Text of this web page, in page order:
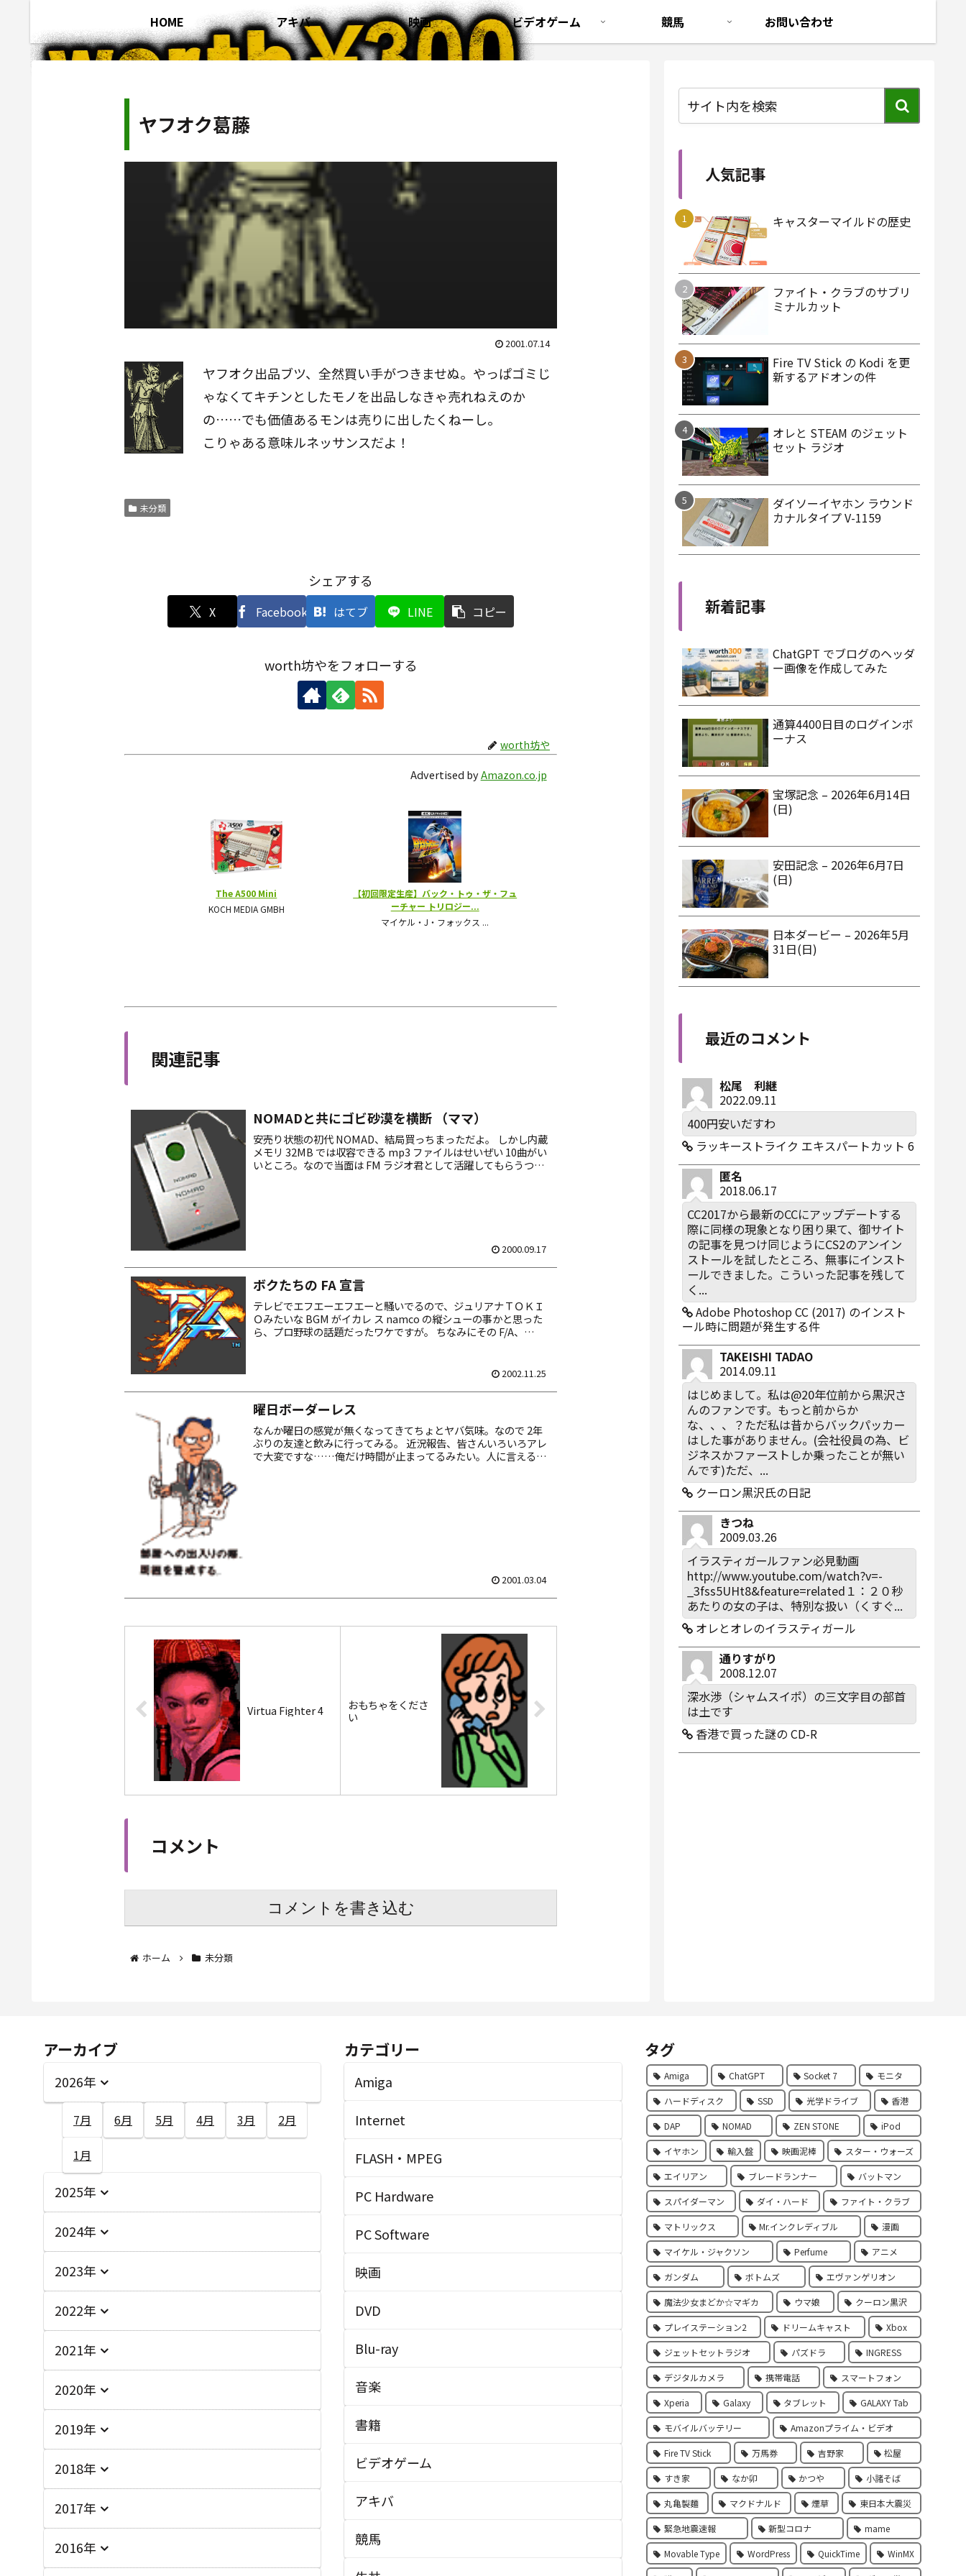
HOME アキバ 映画 ビデオゲーム 競馬 お問い合わせ
ヤフオク葛藤
2001.07.14
ヤフオク出品ブツ、全然買い手がつきませぬ。やっぱゴミじ
ゃなくてキチンとしたモノを出品しなきゃ売れねえのか
の……でも価値あるモンは売りに出したくねーし。
こりゃある意味ルネッサンスだよ！
未分類
シェアする
X Facebook はてブ LINE コピー
worth坊やをフォローする
worth坊や
Advertised byAmazon.co.jp
関連記事
NOMADと共にゴビ砂漠を横断 （ママ）
安売り状態の初代 NOMAD、結局買っちまっただよ。 しかし内蔵
メモリ 32MB では収容できる mp3 ファイルはせいぜい 10曲がい
いところ。なので当面は FM ラジオ君として活躍してもらうつも
2000.09.17
ボクたちの FA 宣言
テレビでエフエーエフエーと騒いでるので、ジュリアナＴＯＫＩ
Ｏみたいな BGM がイカレ ス namco の縦シューの事かと思った
ら、プロ野球の話題だったワケですが。 ちなみにその F/A、
2002.11.25
曜日ボーダーレス
なんか曜日の感覚が無くなってきてちょとヤバ気味。なので 2年
ぶりの友達と飲みに行ってみる。 近況報告、皆さんいろいろアレ
で大変ですな……俺だけ時間が止まってるみたい。人に言えるよ
2001.03.04
Virtua Fighter 4
おもちゃをくださ
い
コメント
コメントを書き込む
ホーム 未分類
人気記事
キャスターマイルドの歴史
ファイト・クラブのサブリ
ミナルカット
Fire TV Stick の Kodi を更
新するアドオンの件
オレと STEAM のジェット
セット ラジオ
ダイソーイヤホン ラウンド
カナルタイプ V-1159
新着記事
ChatGPT でブログのヘッダ
ー画像を作成してみた
通算4400日目のログインボ
ーナス
宝塚記念 – 2026年6月14日
(日)
安田記念 – 2026年6月7日
(日)
日本ダービー – 2026年5月
31日(日)
最近のコメント
松尾 利継
2022.09.11
400円安いだすわ
ラッキーストライク エキスパートカット 6
匿名
2018.06.17
CC2017から最新のCCにアップデートする
際に同様の現象となり困り果て、御サイト
の記事を見つけ同じようにCS2のアンイン
ストールを試したところ、無事にインスト
ールできました。こういった記事を残して
く...
Adobe Photoshop CC (2017) のインスト
ール時に問題が発生する件
TAKEISHI TADAO
2014.09.11
はじめまして。私は@20年位前から黒沢さ
んのファンです。もっと前からか
な、、、？ただ私は昔からバックパッカー
はした事がありません。(会社役員の為、ビ
ジネスかファーストしか乗ったことが無い
んです)ただ、...
クーロン黒沢氏の日記
きつね
2009.03.26
イラスティガールファン必見動画
http://www.youtube.com/watch?v=-
_3fss5UHt8&feature=related１：２０秒
あたりの女の子は、特別な扱い（くすぐ...
オレとオレのイラスティガール
通りすがり
2008.12.07
深水渉（シャムスイポ）の三文字目の部首
は土です
香港で買った謎の CD-R
アーカイブ
2026年
7月 6月 5月 4月 3月 2月
1月
2025年
2024年
2023年
2022年
2021年
2020年
2019年
2018年
2017年
2016年
カテゴリー
Amiga
Internet
FLASH・MPEG
PC Hardware
PC Software
映画
DVD
Blu-ray
音楽
書籍
ビデオゲーム
アキバ
競馬
タグ
Amiga ChatGPT Socket 7 モニタ
ハードディスク SSD 光学ドライブ 香港
DAP NOMAD ZEN STONE iPod
イヤホン 輸入盤 映画泥棒 スター・ウォーズ
エイリアン ブレードランナー バットマン
スパイダーマン ダイ・ハード ファイト・クラブ
マトリックス Mr.インクレディブル 漫画
マイケル・ジャクソン Perfume アニメ
ガンダム ボトムズ エヴァンゲリオン
魔法少女まどか☆マギカ ウマ娘 クーロン黒沢
プレイステーション2 ドリームキャスト Xbox
ジェットセットラジオ パズドラ INGRESS
デジタルカメラ 携帯電話 スマートフォン
Xperia Galaxy タブレット GALAXY Tab
モバイルバッテリー Amazonプライム・ビデオ
Fire TV Stick 万馬券 吉野家 松屋
すき家 なか卯 かつや 小諸そば
丸亀製麵 マクドナルド 煙草 東日本大震災
緊急地震速報 新型コロナ mame
Movable Type WordPress QuickTime WinMX